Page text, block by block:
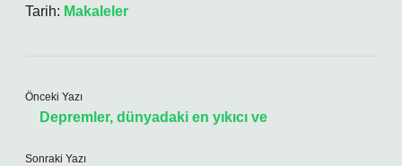
Tarih: Makaleler
Önceki Yazı
Depremler, dünyadaki en yıkıcı ve
Sonraki Yazı